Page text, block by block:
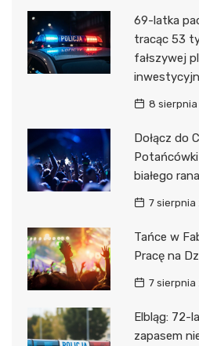
69-latka
tracąc 53
fałszywej
8
Dołącz do
białego
7 sierpnia
Tańce w
Pracę na
7 sierpnia
Elbląg: 72-
zapasem